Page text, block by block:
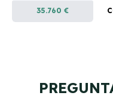
35.760 €